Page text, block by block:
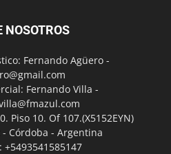
NOSOTROS
Fernando Agüero -
Fernando Villa -
Piso 10. Of 107.(X5152EYN)
- Córdoba - Argentina
+5493541585147